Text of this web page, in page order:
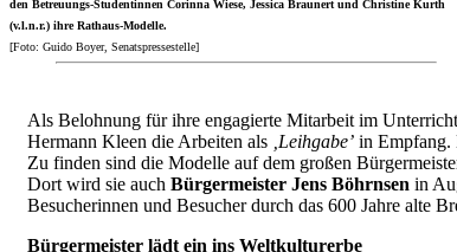
den Betreuungs-Studentinnen Corinna Wiese, Jessica Braunert und Christine Kurth
(v.l.n.r.) ihre Rathaus-Modelle.
[Foto: Guido Boyer, Senatspressestelle]
Als Belohnung für ihre engagierte Mitarbeit im
Hermann Kleen die Arbeiten als ‚Leihgabe’ in Empfang.
Zu finden sind die Modelle auf dem großen
Dort wird sie auch Bürgermeister Jens Böhrnsen in
Besucherinnen und Besucher durch das 600 Jahre alte
Bürgermeister lädt ein ins Weltkulturerbe